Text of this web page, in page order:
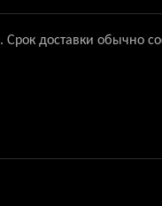
. Срок доставки обычно